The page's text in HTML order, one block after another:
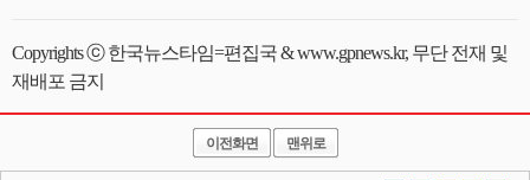
Copyrights ⓒ 한국뉴스타임=편집국 & www.gpnews.kr, 무단 전재 및
재배포 금지
이전화면 맨위로